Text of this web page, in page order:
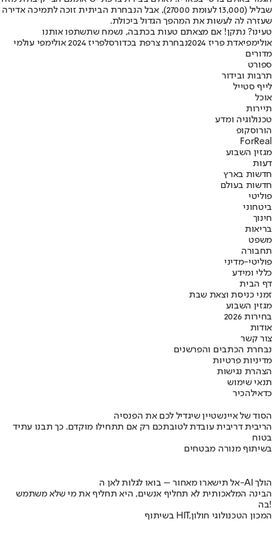
שבליל (13,000 לעומת 27000), אבל הנבחרת הביתית זוכה לתמיכה אדירה
שעזרה לה לעשות את המהפך הגדול ביכולת.
טעינו? נתקן! אם מצאתם טעות בכתבה, נשמח שתשתפו אותנו
אולימפיאדת פריז 2024
נבחרת צרפת בכדורסלפריז 2024 אולימפי עולמי
מדורים
ספורט
תרבות ובידור
לייף סטייל
אוכל
תיירות
טכנולוגיה ומדע
הורוסקופ
ForReal
מגזין השבוע
דעות
חדשות בארץ
חדשות בעולם
פוליטי
ביטחוני
חינוך
בריאות
משפט
תחבורה
פוליטי-מדיני
כללי ומידע
דף הבית
זמני כניסת וצאת שבת
מגזין השבוע
בחירות 2026
אודות
צור קשר
נבחרת הכתבים והפרשנים
מדיניות פרטיות
הצהרת נגישות
תנאי שימוש
כדאילהכיר
הסוד של איינשטיין שיגדיל לכם את הפנסיה
הריבית דריבית עובדת לטובתכם רק אם תתחילו מוקדם. כך תבנו עתיד
בטוח
בשיתוף מנורה מבטחים
אל תישארו מאחור – בואו לגלות לאן ה-AI הולך
הבינה המלאכותית לא תחליף אנשים, היא תחליף את מי שלא משתמש
בה!
בשיתוף HIT,המכון הטכנולוגי חולון